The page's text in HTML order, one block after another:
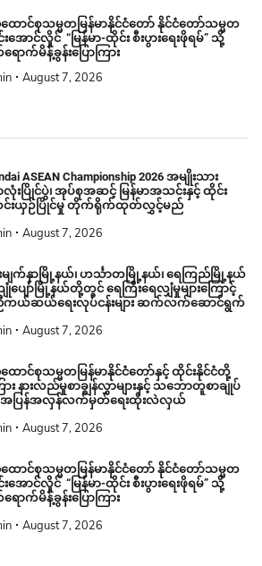
ထောင်စုသမ္မတမြန်မာနိုင်ငံတော် နိုင်ငံတော်သမ္မတ
းအောင်လှိုင် “မြန်မာ-ထိုင်း စီးပွားရေးဖိုရမ်” သို့
ာက်မိန့်ခွန်းပြောကြား
August 7, 2026
ASEAN Championship 2026 အမျိုးသား
းပြိုင်ပွဲ၊ အုပ်စုအဆင့် မြန်မာအသင်းနှင့် ထိုင်း
းယှဉ်ပြိုင်မှု တိုက်ရိုက်ထုတ်လွှင့်မည်
August 7, 2026
ျက်နှာမြို့နယ်၊ ဟင်္သာတမြို့နယ်၊ ရေကြည်မြို့နယ်
ပျော်မြို့နယ်တို့တွင် ရေကြီးရေလျှံမှုများကြောင့်
ယ်ဆယ်ရေးလုပ်ငန်းများ ဆက်လက်ဆောင်ရွက်
August 7, 2026
ထောင်စုသမ္မတမြန်မာနိုင်ငံတော်နှင့် ထိုင်းနိုင်ငံတို့
း နားလည်မှုစာချွန်လွှာများနှင့် သဘောတူစာချုပ်
း အပြန်အလှန်လက်မှတ်ရေးထိုးလဲလှယ်
August 7, 2026
ထောင်စုသမ္မတမြန်မာနိုင်ငံတော် နိုင်ငံတော်သမ္မတ
းအောင်လှိုင် “မြန်မာ-ထိုင်း စီးပွားရေးဖိုရမ်” သို့
ာက်မိန့်ခွန်းပြောကြား
August 7, 2026